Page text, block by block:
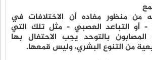
من منظور مفاده أن الاختلافات في
- أو التباعد العصبي - مثل تلك التي
بالتوحد يجب الاحتفال بها
من التنوع البشري، وليس قمعها.